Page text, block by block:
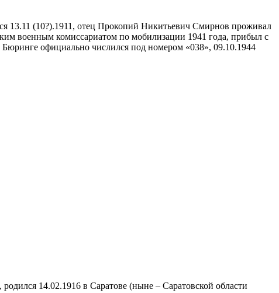
13.11 (10?).1911, отец Прокопий Никитьевич Смирнов проживал
военным комиссариатом по мобилизации 1941 года, прибыл с
официально числился под номером «038», 09.10.1944
14.02.1916 в Саратове (ныне – Саратовской области